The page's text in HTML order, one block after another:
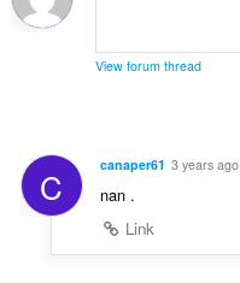
View forum thread
C canaper61 3 years ago
nan .
Link